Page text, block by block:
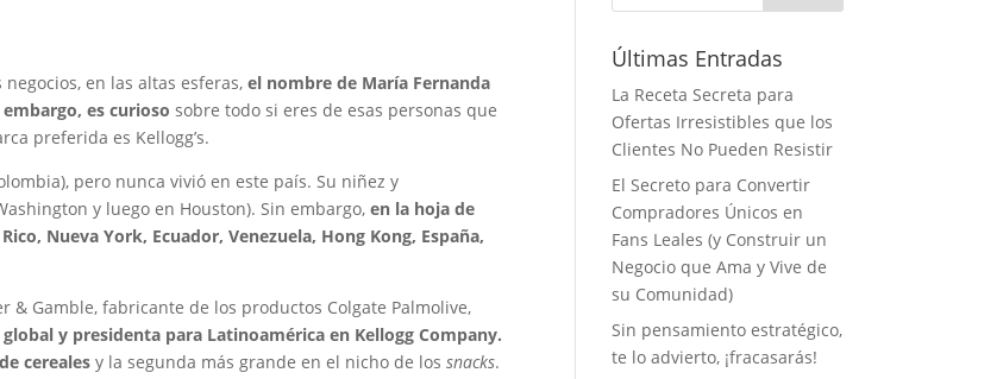
en las altas esferas,el nombre de María Fernanda
es curioso sobre todo si eres de esas personas que
preferida es Kellogg’s.
pero nunca vivió en este país. Su niñez y
y luego en Houston). Sin embargo,en la hoja de
Nueva York, Ecuador, Venezuela, Hong Kong, España,
Gamble, fabricante de los productos Colgate Palmolive,
y presidenta para Latinoamérica en Kellogg Company.
cereales y la segunda más grande en el nicho de lossnacks.
Últimas Entradas
La Receta Secreta para
Ofertas Irresistibles que los
Clientes No Pueden Resistir
El Secreto para Convertir
Compradores Únicos en
Fans Leales (y Construir un
Negocio que Ama y Vive de
su Comunidad)
Sin pensamiento estratégico,
te lo advierto, ¡fracasarás!